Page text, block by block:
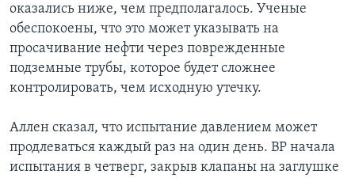
оказались ниже, чем предполагалось. Ученые
обеспокоены, что это может указывать на
просачивание нефти через поврежденные
подземные трубы, которое будет сложнее
контролировать, чем исходную утечку.
Аллен сказал, что испытание давлением может
продлеваться каждый раз на один день. ВР начала
испытания в четверг, закрыв клапаны на заглушке